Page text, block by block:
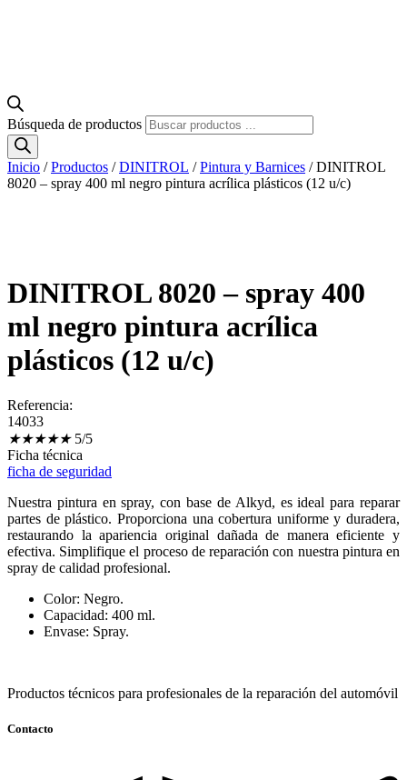
Búsqueda de productos
Inicio /Productos /DINITROL /Pintura y Barnices / DINITROL
8020 – spray 400 ml negro pintura acrílica plásticos (12 u/c)
DINITROL 8020 – spray 400
ml negro pintura acrílica
plásticos (12 u/c)
Referencia:
14033
★★★★★ 5/5
Ficha técnica
ficha de seguridad
Nuestra pintura en spray, con base de Alkyd, es ideal para reparar
partes de plástico. Proporciona una cobertura uniforme y duradera,
restaurando la apariencia original dañada de manera eficiente y
efectiva. Simplifique el proceso de reparación con nuestra pintura en
spray de calidad profesional.
Color: Negro.
Capacidad: 400 ml.
Envase: Spray.
Productos técnicos para profesionales de la reparación del automóvil
Contacto